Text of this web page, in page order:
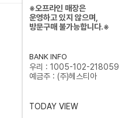
※오프라인 매장은
운영하고 있지 않으며,
방문구매 불가능합니다.※
BANK INFO
우리 : 1005-102-218059
예금주 : (주)헤스티아
TODAY VIEW